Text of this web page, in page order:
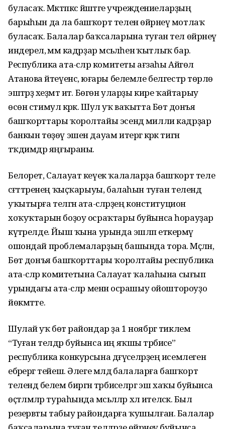
буласаҡ. Мәктәпкәсә йәштәге учреждениеларҙың
барыһын да ла башҡорт телен өйрәнеү мотлаҡ
буласаҡ. Балалар баҡсаларына туған тел өйрәнеү
индерелә, әммә кадрҙар мәсьәләһенә ҡытлыҡ бар.
Республика ата-әсәләр комитеты ағзаһы Айгөл
Атанова әйтеүенсә, юғары белемле белгестәр төрлө
эштәрҙә хеҙмәт итә. Бөгөн уларҙы кире ҡайтарыу
өсөн стимул кәрәк. Шул уҡ ваҡытта Бөтә донъя
башҡорттары ҡоролтайы эсендә милли кадрҙар
банкын төҙөү эшен дауам итергә кәрәк тигән
тәҡдимдәр яңғыраны.
Белорет, Салауат кеүек ҡалаларҙа башҡорт теле
сәғәттәренең ҡыҫҡарыуы, балаһын туған телендә
уҡытырға теләгән ата-әсәләрҙең конституцион
хоҡуҡтарын боҙоу осраҡтары буйынса һорауҙар
күтәрелде. Йыш ҡына урында эшләп еткермәү
ошондай проблемаларҙың башында тора. Мәҫәлән,
Бөтә донъя башҡорттары ҡоролтайы республика
ата-әсәләр комитетына Салауат ҡалаһына сығып
урындағы ата-әсәләр менән осрашыу ойоштороуҙо
йөкмәтте.
Шулай уҡ бөтә райондар ҙа 1 ноябргә тиклем
“Туған телдәр буйынса иң яҡшы тәрбиәсе”
республика конкурсына дәғүәселәрҙең исемлеген
ебәрергә тейеш. Әлеге мәлдә балаларға башҡорт
телендә белем биргән тәрбиәселәргә эш хаҡы буйынса
өҫтәлмәләр тураһында мәсьәләләр хәл ителәсәк. Был
резервты табыу райондарға ҡушылған. Балалар